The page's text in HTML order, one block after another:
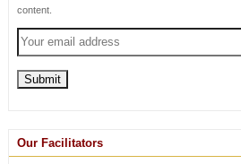
content.
Our Facilitators